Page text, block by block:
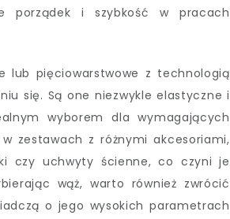
porządek i szybkość w pracach
lub pięciowarstwowe z technologią
się. Są one niezwykle elastyczne i
wyborem dla wymagających
zestawach z różnymi akcesoriami,
czy uchwyty ścienne, co czyni je
wąż, warto również zwrócić
o jego wysokich parametrach